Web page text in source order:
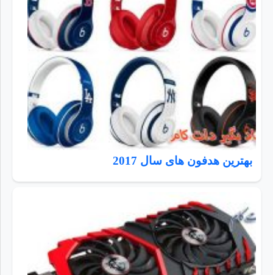
بهترین هدفون های سال 2017